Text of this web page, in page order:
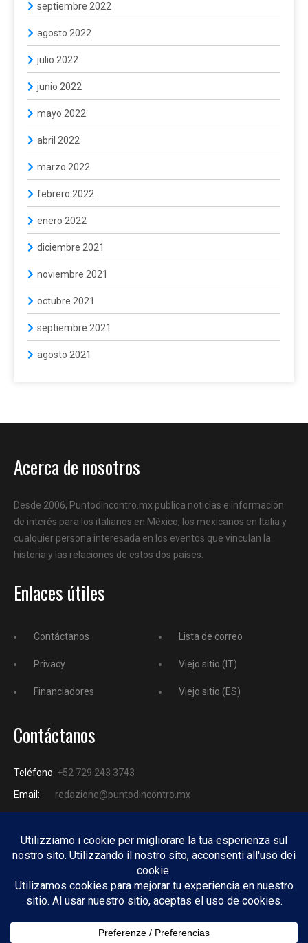
septiembre 2022
agosto 2022
julio 2022
junio 2022
mayo 2022
abril 2022
marzo 2022
febrero 2022
enero 2022
diciembre 2021
noviembre 2021
octubre 2021
septiembre 2021
agosto 2021
Acerca de nosotros
Desde 2006, Puntodincontro.mx publica noticias e información
de interés para los italianos en México, los mexicanos en Italia y
cualquier persona interesada en los eventos que vinculan la
historia y las relaciones de estos dos países.
Enlaces útiles
Contáctanos
Privacy
Financiadores
Lista de correo
Viejo sitio (IT)
Viejo sitio (ES)
Contáctanos
Teléfono +52 729 243 3743
Email:
redazione@puntodincontro.mx
PUNTODINCONTRO